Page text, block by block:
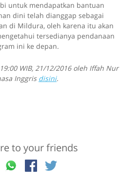
untuk mendapatkan bantuan
dini telah dianggap sebagai
di Mildura, oleh karena itu akan
tersedianya pendanaan
ini ke depan.
WIB, 21/12/2016 oleh Iffah Nur
Inggris disini.
to your friends